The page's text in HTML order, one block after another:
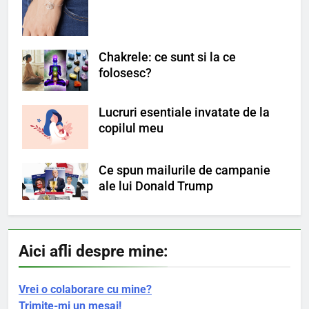
Chakrele: ce sunt si la ce
folosesc?
Lucruri esentiale invatate de la
copilul meu
Ce spun mailurile de campanie
ale lui Donald Trump
Aici afli despre mine:
Vrei o colaborare cu mine?
Trimite-mi un mesaj!